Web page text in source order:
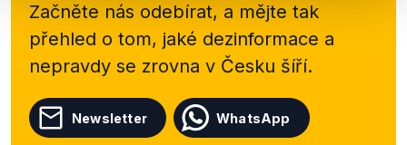
Začněte nás odebírat, a mějte tak
přehled o tom, jaké dezinformace a
nepravdy se zrovna v Česku šíří.
Newsletter WhatsApp